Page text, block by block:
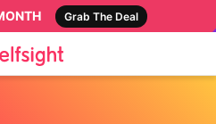
Grab The Deal